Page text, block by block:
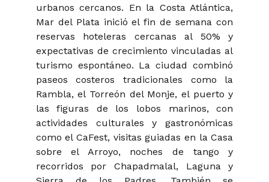
urbanos cercanos. En la Costa Atlántica,
Mar del Plata inició el fin de semana con
reservas hoteleras cercanas al 50% y
expectativas de crecimiento vinculadas al
turismo espontáneo. La ciudad combinó
paseos costeros tradicionales como la
Rambla, el Torreón del Monje, el puerto y
las figuras de los lobos marinos, con
actividades culturales y gastronómicas
como el CaFest, visitas guiadas en la Casa
sobre el Arroyo, noches de tango y
recorridos por Chapadmalal, Laguna y